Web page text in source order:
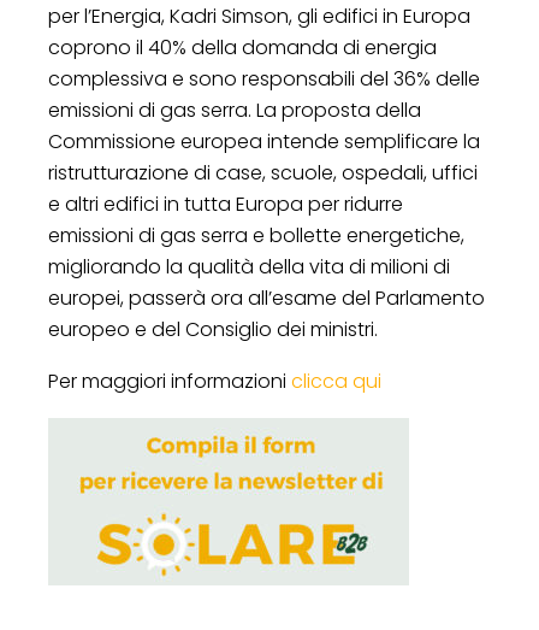
per l’Energia, Kadri Simson, gli edifici in Europa
coprono il 40% della domanda di energia
complessiva e sono responsabili del 36% delle
emissioni di gas serra. La proposta della
Commissione europea intende semplificare la
ristrutturazione di case, scuole, ospedali, uffici
e altri edifici in tutta Europa per ridurre
emissioni di gas serra e bollette energetiche,
migliorando la qualità della vita di milioni di
europei, passerà ora all’esame del Parlamento
europeo e del Consiglio dei ministri.
Per maggiori informazioni clicca qui